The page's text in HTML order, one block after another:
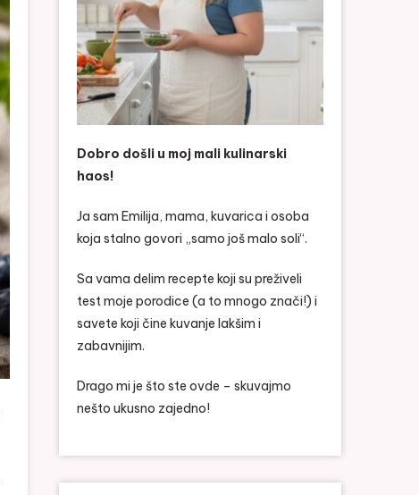
Dobro došli u moj mali kulinarski
haos!
Ja sam Emilija, mama, kuvarica i osoba
koja stalno govori „samo još malo soli“.
Sa vama delim recepte koji su preživeli
test moje porodice (a to mnogo znači!) i
savete koji čine kuvanje lakšim i
zabavnijim.
Drago mi je što ste ovde – skuvajmo
nešto ukusno zajedno!